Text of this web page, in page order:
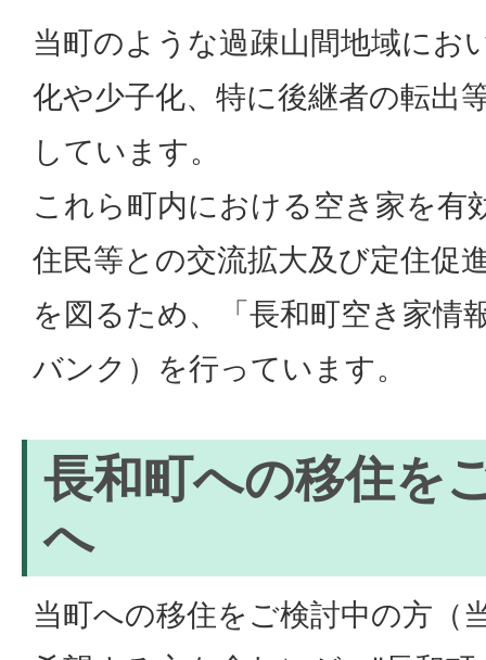
当町のような過疎山間地域にお
化や少子化、特に後継者の転出
しています。
これら町内における空き家を有
住民等との交流拡大及び定住促
を図るため、「長和町空き家情
バンク）を行っています。
長和町への移住を
へ
当町への移住をご検討中の方（